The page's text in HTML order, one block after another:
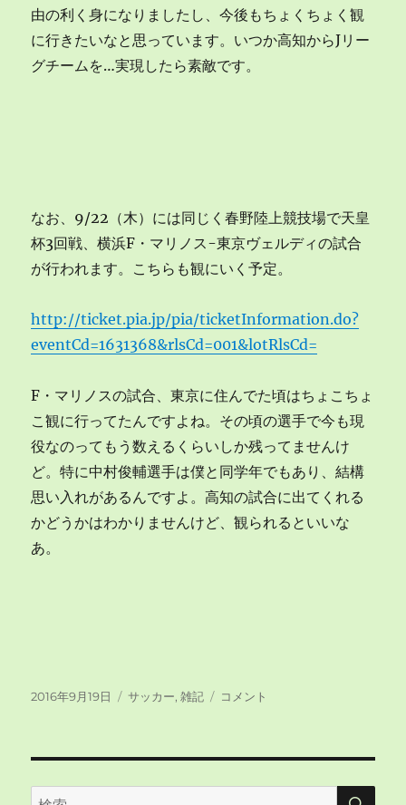
由の利く身になりましたし、今後もちょくちょく観
に行きたいなと思っています。いつか高知からJリー
グチームを…実現したら素敵です。
なお、9/22（木）には同じく春野陸上競技場で天皇
杯3回戦、横浜F・マリノス-東京ヴェルディの試合
が行われます。こちらも観にいく予定。
http://ticket.pia.jp/pia/ticketInformation.do?
eventCd=1631368&rlsCd=001&lotRlsCd=
F・マリノスの試合、東京に住んでた頃はちょこちょ
こ観に行ってたんですよね。その頃の選手で今も現
役なのってもう数えるくらいしか残ってませんけ
ど。特に中村俊輔選手は僕と同学年でもあり、結構
思い入れがあるんですよ。高知の試合に出てくれる
かどうかはわかりませんけど、観られるといいな
あ。
投
2016年9月19日
カ
サッカー,雑記
サ
戦
コメント
検
検